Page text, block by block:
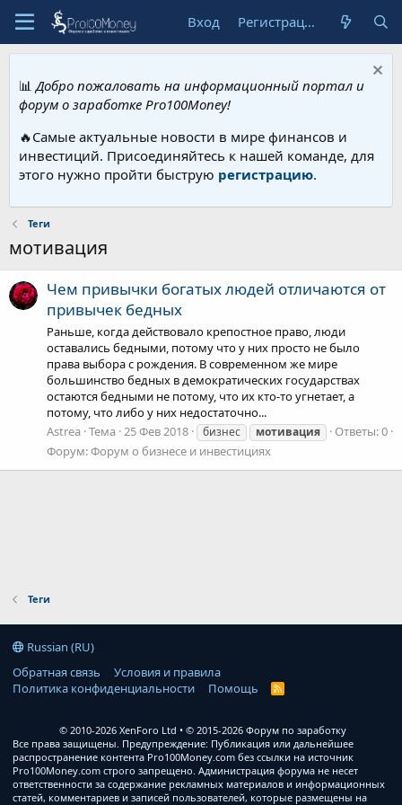
Вход Регистрация
📊 Добро пожаловать на информационный портал и
форум о заработке Pro100Money!
🔥Самые актуальные новости в мире финансов и
инвестиций. Присоединяйтесь к нашей команде, для
этого нужно пройти быструю регистрацию.
Теги
мотивация
Чем привычки богатых людей отличаются от
привычек бедных
Раньше, когда действовало крепостное право, люди
оставались бедными, потому что у них просто не было
права выбора с рождения. В современном же мире
большинство бедных в демократических государствах
остаются бедными не потому, что их кто-то угнетает, а
потому, что либо у них недостаточно...
Astrea Тема 25 Фев 2018 бизнес мотивация
Ответы: 0
Форум:Форум о бизнесе и инвестициях
Теги
Russian (RU)
Обратная связь
Условия и правила
Политика конфиденциальности
Помощь
R
© 2010-2026 XenForo Ltd
© 2015-2026 Форум по заработку
Все права защищены. Предупреждение: Публикация или дальнейшее
распространение контента Pro100Money.com без ссылки на источник
Pro100Money.com строго запрещено. Администрация форума не несет
ответственности за содержание рекламных материалов и информационных
статей, комментариев и записей пользователей, которые размещены на